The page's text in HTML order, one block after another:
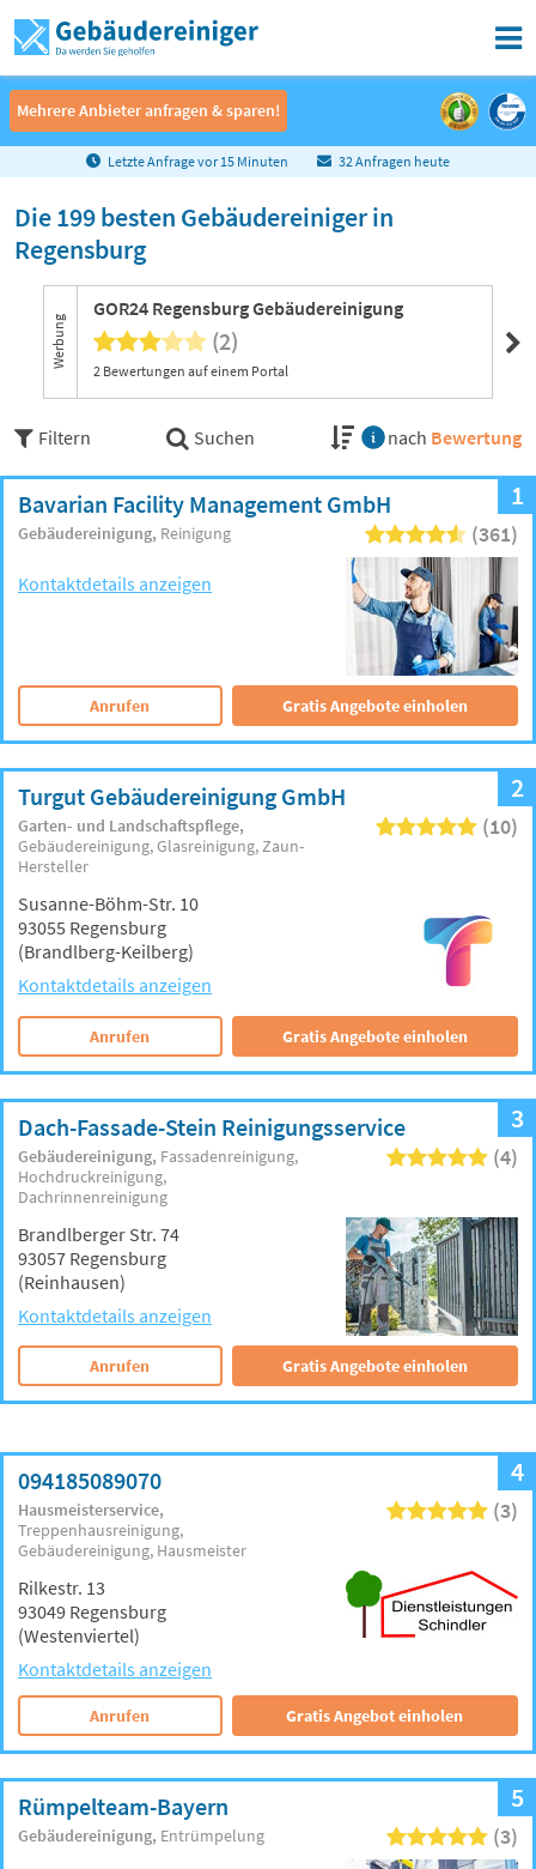
Mehrere Anbieter anfragen & sparen!
Mehrere Anbieter anfragen & sparen!
Letzte Anfrage vor 15 Minuten 32 Anfragen heute
Die 199 besten Gebäudereiniger in
Regensburg
Werbung
GOR24 Regensburg Gebäudereinigung
(2)
2 Bewertungen auf einem Portal
Filtern Suchen nach Bewertung
1
Bavarian Facility Management GmbH
Gebäudereinigung Reinigung (361)
Kontaktdetails anzeigen
Anrufen Gratis Angebote einholen
2
Turgut Gebäudereinigung GmbH
Garten- und Landschaftspflege
Gebäudereinigung Glasreinigung Zaun-
Hersteller
(10)
Susanne-Böhm-Str. 10
93055 Regensburg
(Brandlberg-Keilberg)
Kontaktdetails anzeigen
Anrufen Gratis Angebote einholen
3
Dach-Fassade-Stein Reinigungsservice
Gebäudereinigung Fassadenreinigung
Hochdruckreinigung
Dachrinnenreinigung
(4)
Brandlberger Str. 74
93057 Regensburg
(Reinhausen)
Kontaktdetails anzeigen
Anrufen Gratis Angebote einholen
4
094185089070
Hausmeisterservice
Treppenhausreinigung
Gebäudereinigung Hausmeister
(3)
Rilkestr. 13
93049 Regensburg
(Westenviertel)
Kontaktdetails anzeigen
Anrufen Gratis Angebot einholen
5
Rümpelteam-Bayern
Gebäudereinigung Entrümpelung (3)